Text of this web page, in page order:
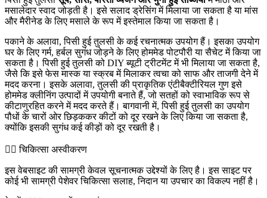
मसालेदार स्वाद जोड़ती है। इसे सलाद ड्रेसिंग में मिलाया जा सकता है या मांस
और मैरीनेड के लिए मसाले के रूप में इस्तेमाल किया जा सकता है।
पकाने के अलावा, पिसी हुई तुलसी के कई रचनात्मक उपयोग हैं। इसका उपयोग
घर के लिए गर्म, हर्बल सुगंध जोड़ने के लिए होममेड पोटपौरी या सैचेट में किया जा
सकता है। पिसी हुई तुलसी को DIY ब्यूटी ट्रीटमेंट में भी मिलाया जा सकता है,
जैसे कि इसे फेस मास्क या स्क्रब में मिलाकर त्वचा को साफ और ताजगी देने में
मदद करना। इसके अलावा, तुलसी की प्राकृतिक एंटीबैक्टीरियल गुण इसे
होममेड क्लीनिंग उत्पादों में उपयोगी बनाते हैं, जो सतहों को स्वाभाविक रूप से
कीटाणुरहित करने में मदद करते हैं। बागवानी में, पिसी हुई तुलसी का उपयोग
पौधों के चारों ओर छिड़ककर कीटों को दूर रखने के लिए किया जा सकता है,
क्योंकि इसकी सुगंध कई कीड़ों को दूर रखती है।
👨‍⚕️️ चिकित्सा अस्वीकरण
इस वेबसाइट की सामग्री केवल सूचनात्मक उद्देश्यों के लिए है। इस साइट पर
कोई भी सामग्री पेशेवर चिकित्सा सलाह, निदान या उपचार का विकल्प नहीं है।